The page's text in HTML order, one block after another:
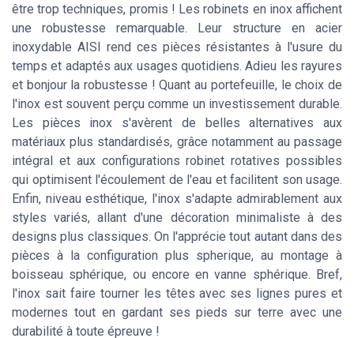
être trop techniques, promis ! Les robinets en inox affichent
une robustesse remarquable. Leur structure en acier
inoxydable AISI rend ces pièces résistantes à l'usure du
temps et adaptés aux usages quotidiens. Adieu les rayures
et bonjour la robustesse ! Quant au portefeuille, le choix de
l'inox est souvent perçu comme un investissement durable.
Les pièces inox s'avèrent de belles alternatives aux
matériaux plus standardisés, grâce notamment au passage
intégral et aux configurations robinet rotatives possibles
qui optimisent l'écoulement de l'eau et facilitent son usage.
Enfin, niveau esthétique, l'inox s'adapte admirablement aux
styles variés, allant d'une décoration minimaliste à des
designs plus classiques. On l'apprécie tout autant dans des
pièces à la configuration plus spherique, au montage à
boisseau sphérique, ou encore en vanne sphérique. Bref,
l'inox sait faire tourner les têtes avec ses lignes pures et
modernes tout en gardant ses pieds sur terre avec une
durabilité à toute épreuve !